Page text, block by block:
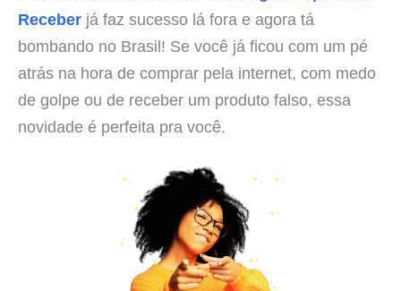
Receber já faz sucesso lá fora e agora tá
bombando no Brasil! Se você já ficou com um pé
atrás na hora de comprar pela internet, com medo
de golpe ou de receber um produto falso, essa
novidade é perfeita pra você.